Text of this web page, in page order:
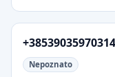
+38539035970314
Nepoznato